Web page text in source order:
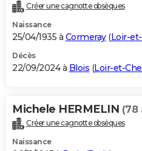
Créer une cagnotte obsèques
Naissance
25/04/1935 à Cormeray(Loir-
Décès
22/09/2024 à Blois (Loir-et-
Michele HERMELIN (78
Créer une cagnotte obsèques
Naissance